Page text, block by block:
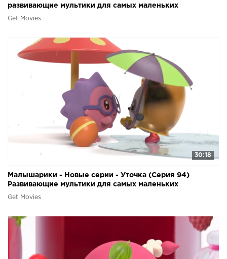
развивающие мультики для самых маленьких
Get Movies
30:18
Малышарики - Новые серии - Уточка (Серия 94)
Развивающие мультики для самых маленьких
Get Movies